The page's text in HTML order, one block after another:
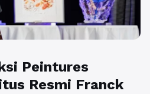
Peintures
Resmi Franck